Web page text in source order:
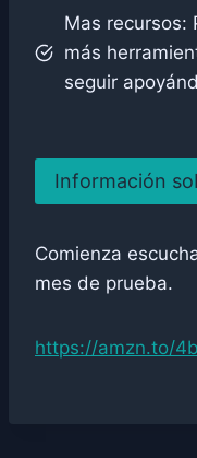
Mas recursos:
más
seguir
Información
Comienza
mes de prueba.
https://amzn.to/